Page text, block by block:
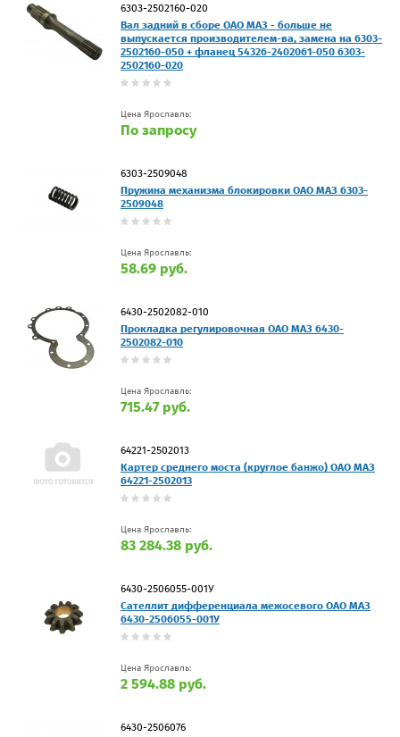
6303-2502160-020
Вал задний в сборе ОАО МАЗ - больше не
выпускается производителем-ва, замена на 6303-
2502160-050 + фланец 54326-2402061-050 6303-
2502160-020
Цена Ярославль:
По запросу
6303-2509048
Пружина механизма блокировки ОАО МАЗ 6303-
2509048
Цена Ярославль:
58.69 руб.
6430-2502082-010
Прокладка регулировочная ОАО МАЗ 6430-
2502082-010
Цена Ярославль:
715.47 руб.
64221-2502013
Картер среднего моста (круглое банжо) ОАО МАЗ
64221-2502013
Цена Ярославль:
83 284.38 руб.
6430-2506055-001У
Сателлит дифференциала межосевого ОАО МАЗ
6430-2506055-001У
Цена Ярославль:
2 594.88 руб.
6430-2506076